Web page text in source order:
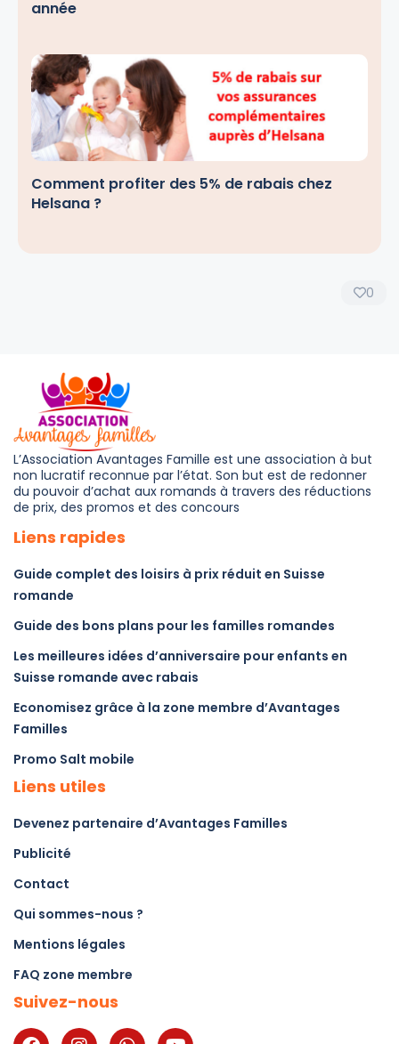
année
Comment profiter des 5% de rabais chez
Helsana ?
0
L’Association Avantages Famille est une association à but
non lucratif reconnue par l’état. Son but est de redonner
du pouvoir d’achat aux romands à travers des réductions
de prix, des promos et des concours
Liens rapides
Guide complet des loisirs à prix réduit en Suisse
romande
Guide des bons plans pour les familles romandes
Les meilleures idées d’anniversaire pour enfants en
Suisse romande avec rabais
Economisez grâce à la zone membre d’Avantages
Familles
Promo Salt mobile
Liens utiles
Devenez partenaire d’Avantages Familles
Publicité
Contact
Qui sommes-nous ?
Mentions légales
FAQ zone membre
Suivez-nous